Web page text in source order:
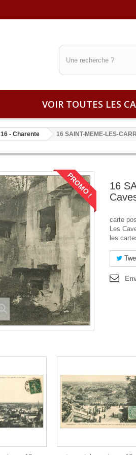
VOIR TOUTES LES
16 - Charente 16 SAINT-MEME-LES-
PROMO !
16
carte
Les
les